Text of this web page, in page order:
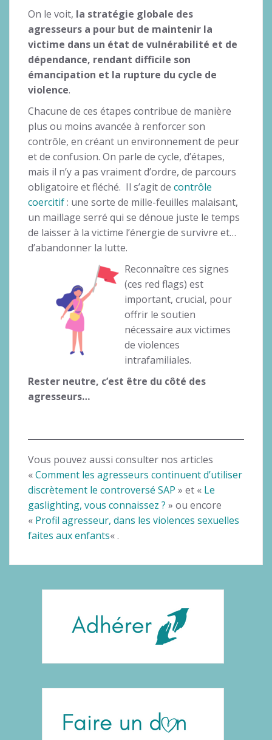
On le voit, la stratégie globale des
agresseurs a pour but de maintenir la
victime dans un état de vulnérabilité et de
dépendance, rendant difficile son
émancipation et la rupture du cycle de
violence.
Chacune de ces étapes contribue de manière
plus ou moins avancée à renforcer son
contrôle, en créant un environnement de peur
et de confusion. On parle de cycle, d’étapes,
mais il n’y a pas vraiment d’ordre, de parcours
obligatoire et fléché. Il s’agit de contrôle
coercitif: une sorte de mille-feuilles malaisant,
un maillage serré qui se dénoue juste le temps
de laisser à la victime l’énergie de survivre et…
d’abandonner la lutte.
Reconnaître ces signes
(ces red flags) est
important, crucial, pour
offrir le soutien
nécessaire aux victimes
de violences
intrafamiliales.
Rester neutre, c’est être du côté des
agresseurs…
Vous pouvez aussi consulter nos articles
«Comment les agresseurs continuent d’utiliser
discrètement le controversé SAP » et « Le
gaslighting, vous connaissez ? » ou encore
« Profil agresseur, dans les violences sexuelles
faites aux enfants« .